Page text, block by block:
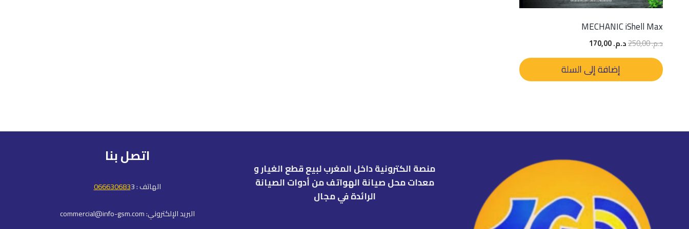
MECHANIC iShell Max
د.م.250,00
السعر
الأصلي
هو:
د.م. 250,00.
د.م.
الحالي
هو:
د.م. 170,00.
إضافة إلى السلة
منصة الكترونية داخل المغرب لبيع قطع الغيار و
معدات محل صيانة الهواتف من أدوات الصيانة
الرائدة في مجال
اتصل بنا
الهاتف : 0666306833
البريد الإلكتروني: commercial@info-gsm.com